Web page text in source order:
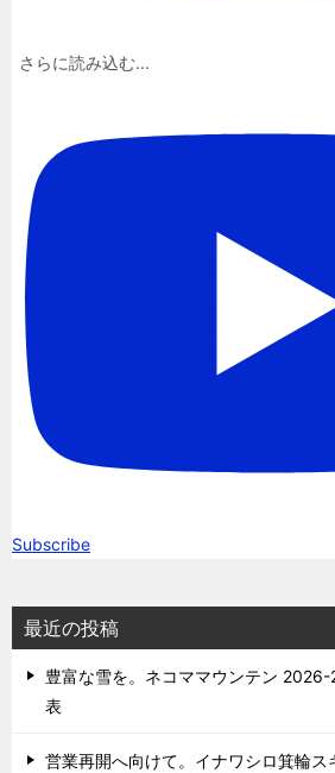
さらに読み込む...
Subscribe
最近の投稿
豊富な雪を。ネコママウンテン
表
営業再開へ向けて。イナワシロ箕輪ス